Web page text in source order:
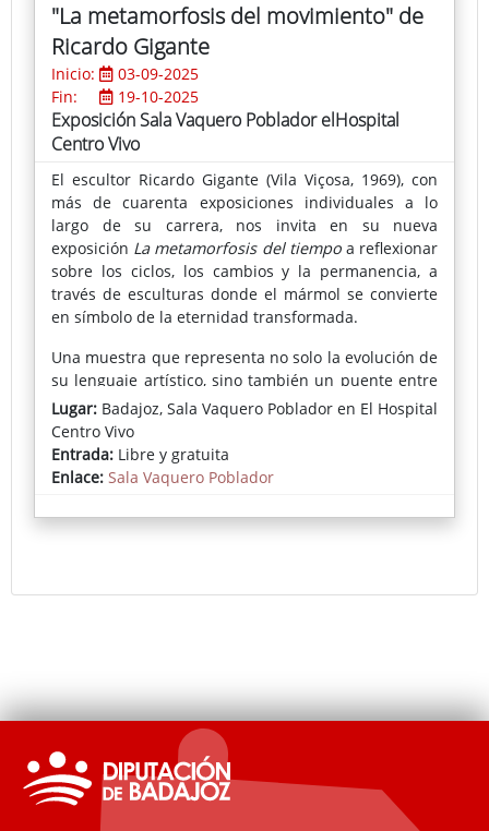
"La metamorfosis del movimiento" de
Ricardo Gigante
Inicio:
03-09-2025
Fin:
19-10-2025
Exposición Sala Vaquero Poblador elHospital
Centro Vivo
El escultor Ricardo Gigante (Vila Viçosa, 1969), con
más de cuarenta exposiciones individuales a lo
largo de su carrera, nos invita en su nueva
exposición La metamorfosis del tiempoa reflexionar
sobre los ciclos, los cambios y la permanencia, a
través de esculturas donde el mármol se convierte
en símbolo de la eternidad transformada.
Una muestra que representa no solo la evolución de
su lenguaje artístico, sino también un puente entre
la tradición y la renovación, en la que el mármol del
Alentejo sigue siendo protagonista y embajador de
su tierra natal.
Lugar: Badajoz, Sala Vaquero Poblador en El Hospital
Centro Vivo
Entrada: Libre y gratuita
Enlace: Sala Vaquero Poblador